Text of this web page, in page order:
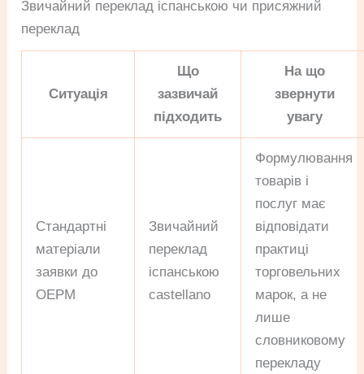
Звичайний переклад іспанською чи присяжний
переклад
Ситуація
Що
зазвичай
підходить
На що
звернути
увагу
Стандартні
матеріали
заявки до
OEPM
Звичайний
переклад
іспанською
castellano
Формулювання
товарів і
послуг має
відповідати
практиці
торговельних
марок, а не
лише
словниковому
перекладу